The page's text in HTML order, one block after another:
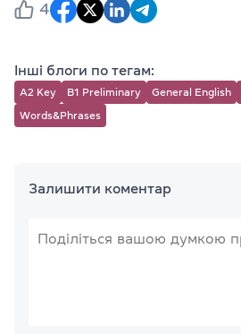
4
Інші блоги по тегам:
A2 Key B1 Preliminary General English
Words&Phrases
Залишити коментар